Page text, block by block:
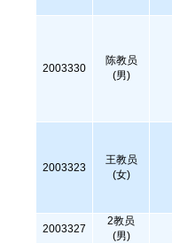
2003330
陈教员
(男)
2003323
王教员
(女)
2003327
2教员
(男)